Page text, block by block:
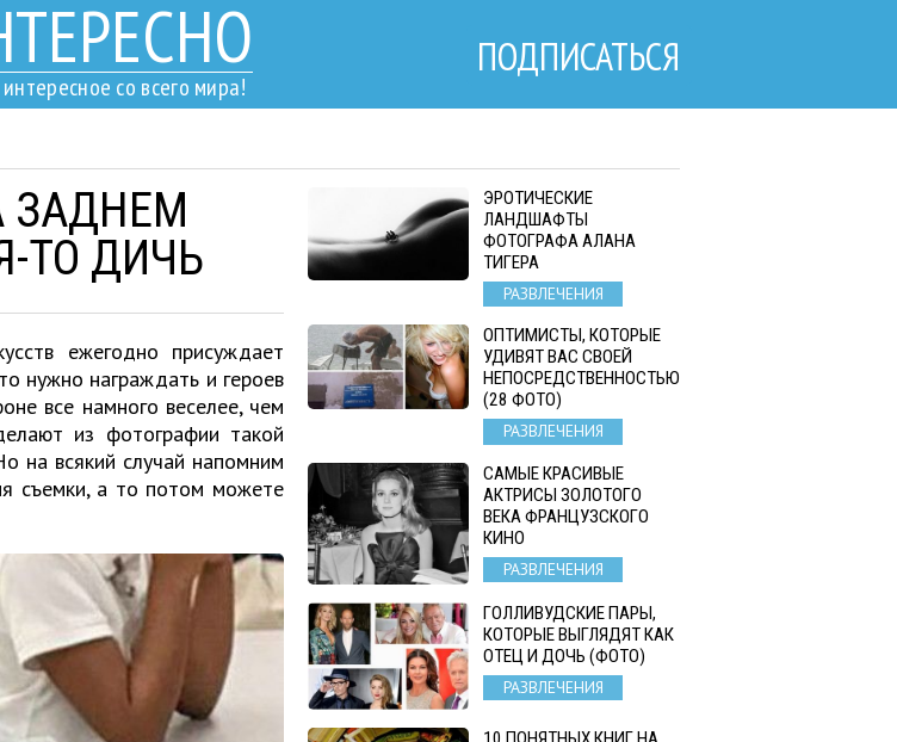
со всего мира!
ПОДПИСАТЬСЯ
ЗАДНЕМ
ТО ДИЧЬ
ежегодно присуждает
нужно награждать и героев
все намного веселее, чем
из фотографии такой
на всякий случай напомним
съемки, а то потом можете
ЭРОТИЧЕСКИЕ
ЛАНДШАФТЫ
ФОТОГРАФА АЛАНА
ТИГЕРА
РАЗВЛЕЧЕНИЯ
ОПТИМИСТЫ, КОТОРЫЕ
УДИВЯТ ВАС СВОЕЙ
НЕПОСРЕДСТВЕННОСТЬЮ
(28 ФОТО)
РАЗВЛЕЧЕНИЯ
САМЫЕ КРАСИВЫЕ
АКТРИСЫ ЗОЛОТОГО
ВЕКА ФРАНЦУЗСКОГО
КИНО
РАЗВЛЕЧЕНИЯ
ГОЛЛИВУДСКИЕ ПАРЫ,
КОТОРЫЕ ВЫГЛЯДЯТ КАК
ОТЕЦ И ДОЧЬ (ФОТО)
РАЗВЛЕЧЕНИЯ